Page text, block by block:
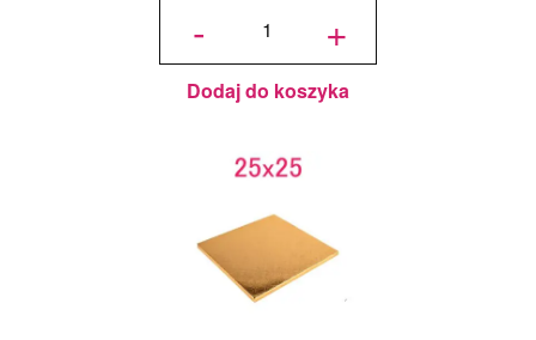
-
kwadratowy
Czarny
25x25 cm,
h 1 cm - PC
Julita
+
Dodaj do koszyka